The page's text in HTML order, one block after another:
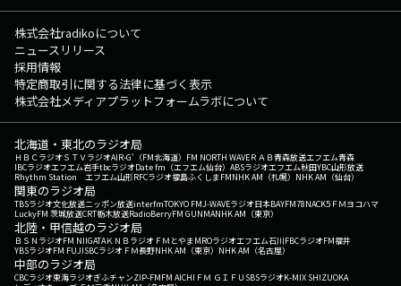
株式会社radikoについて
ニュースリリース
採用情報
特定商取引に関する法律に基づく表示
株式会社メディアプラットフォームラボについて
北海道・東北のラジオ局
ＨＢＣラジオＳＴＶラジオAIR-G'（FM北海道） FM NORTH WAVEＲＡＢ青森放送エフエム青森
IBCラジオエフエム岩手tbcラジオDate fm（エフエム仙台） ABSラジオエフエム秋田YBC山形放送
Rhythm Station エフエム山形RFCラジオ福島ふくしまFMNHK AM（札幌） NHK AM（仙台）
関東のラジオ局
TBSラジオ文化放送ニッポン放送interfmTOKYO FMJ-WAVEラジオ日本BAYFM78NACK5 ＦＭヨコハマ
LuckyFM 茨城放送CRT栃木放送RadioBerryFM GUNMANHK AM（東京）
北陸・甲信越のラジオ局
ＢＳＮラジオFM NIIGATAＫＮＢラジオ ＦＭとやまMROラジオエフエム石川FBCラジオFM福井
YBSラジオFM FUJISBCラジオ ＦＭ長野NHK AM（東京） NHK AM（名古屋）
中部のラジオ局
CBCラジオ東海ラジオぎふチャンZIP-FMFM AICHI ＦＭ ＧＩＦＵ SBSラジオK-MIX SHIZUOKA